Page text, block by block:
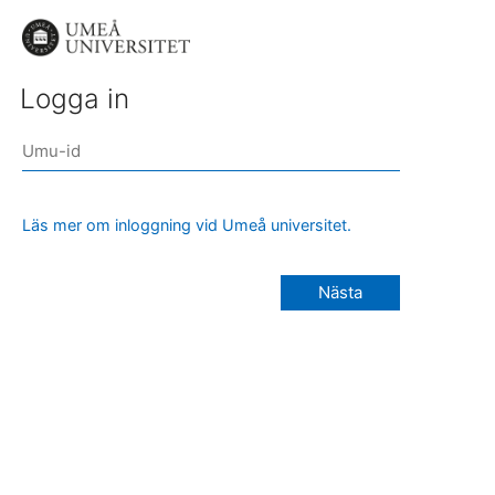
Logga in
Läs mer om inloggning vid Umeå universitet.
Nästa